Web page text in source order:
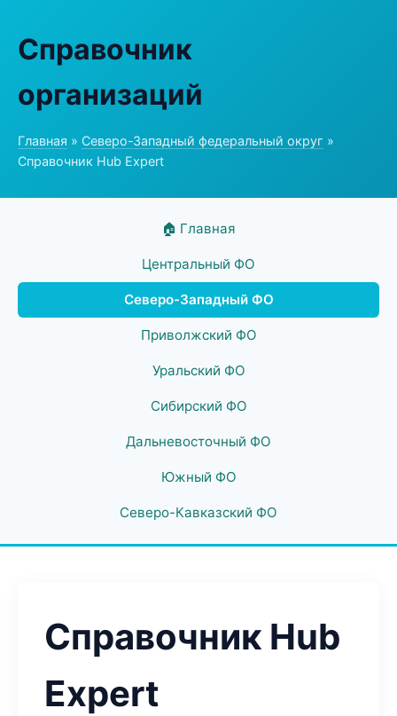
Справочник
организаций
Главная » Северо-Западный федеральный округ »
Справочник Hub Expert
🏠 Главная
Центральный ФО
Северо-Западный ФО
Приволжский ФО
Уральский ФО
Сибирский ФО
Дальневосточный ФО
Южный ФО
Северо-Кавказский ФО
Справочник Hub
Expert